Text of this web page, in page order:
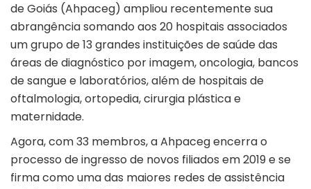
de Goiás (Ahpaceg) ampliou recentemente sua
abrangência somando aos 20 hospitais associados
um grupo de 13 grandes instituições de saúde das
áreas de diagnóstico por imagem, oncologia, bancos
de sangue e laboratórios, além de hospitais de
oftalmologia, ortopedia, cirurgia plástica e
maternidade.
Agora, com 33 membros, a Ahpaceg encerra o
processo de ingresso de novos filiados em 2019 e se
firma como uma das maiores redes de assistência